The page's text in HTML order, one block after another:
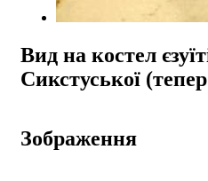
Вид на костел
Сикстуської
Зображення